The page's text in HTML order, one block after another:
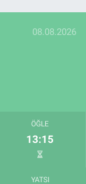
08.08.2026
ÖĞLE
13:15
YATSI